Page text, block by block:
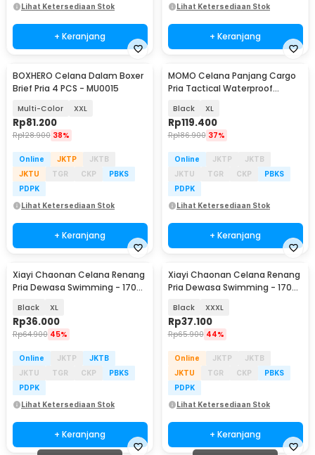
Lihat Ketersediaan Stok
+ Keranjang
Lihat Ketersediaan Stok
+ Keranjang
BOXHERO Celana Dalam Boxer
Brief Pria 4 PCS - MU0015
Multi-Color XXL
Rp81.200
Rp128.900 38%
Online JKTP
JKTB
JKTU
TGR CKP
PBKS
PDPK
Lihat Ketersediaan Stok
+ Keranjang
MOMO Celana Panjang Cargo
Pria Tactical Waterproof
Black XL
Rp119.400
Rp186.900 37%
Online JKTP
JKTB
JKTU
TGR CKP
PBKS
PDPK
Lihat Ketersediaan Stok
+ Keranjang
Xiayi Chaonan Celana Renang
Pria Dewasa Swimming - 1706-
Black XL
Rp36.000
Rp64.900 45%
Online JKTP
JKTB
JKTU
TGR CKP
PBKS
PDPK
Lihat Ketersediaan Stok
+ Keranjang
Xiayi Chaonan Celana Renang
Pria Dewasa Swimming - 1706-
Black XXXL
Rp37.100
Rp65.900 44%
Online JKTP
JKTB
JKTU
TGR CKP
PBKS
PDPK
Lihat Ketersediaan Stok
+ Keranjang